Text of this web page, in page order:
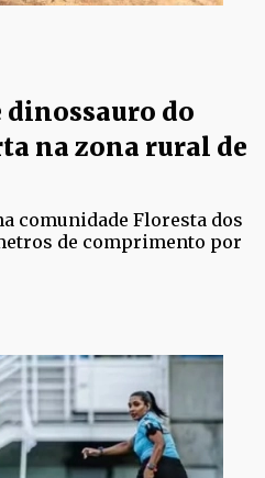
dinossauro do
na zona rural de
comunidade Floresta dos
de comprimento por